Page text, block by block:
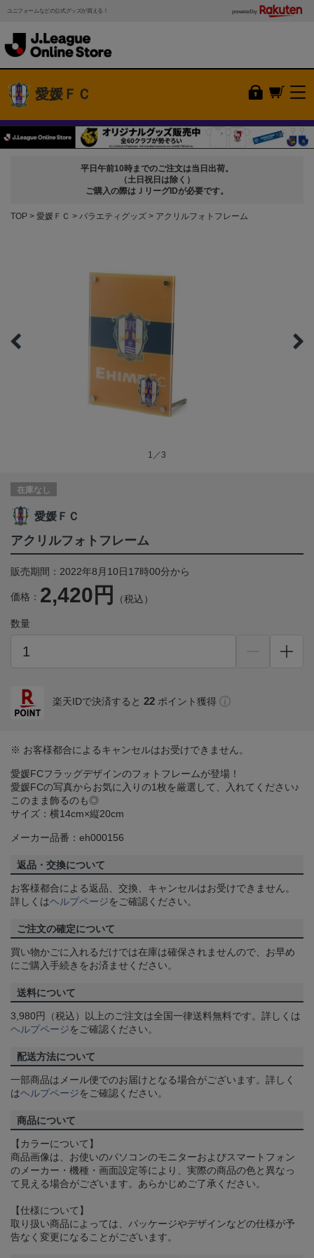
ユニフォームなどの公式グッズが買える！ powered by
愛媛ＦＣ
平日午前10時までのご注文は当日出荷。
（土日祝日は除く）
ご購入の際はＪリーグIDが必要です。
TOP 愛媛ＦＣ バラエティグッズ アクリルフォトフレーム
1／3
在庫なし
愛媛ＦＣ
アクリルフォトフレーム
販売期間：2022年8月10日17時00分から
価格： 2,420円 （税込）
数量
楽天IDで決済すると 22 ポイント獲得
※ お客様都合によるキャンセルはお受けできません。
愛媛FCフラッグデザインのフォトフレームが登場！
愛媛FCの写真からお気に入りの1枚を厳選して、入れてください♪
このまま飾るのも◎
サイズ：横14cm×縦20cm
メーカー品番：eh000156
返品・交換について
お客様都合による返品、交換、キャンセルはお受けできません。
詳しくはヘルプページをご確認ください。
ご注文の確定について
買い物かごに入れるだけでは在庫は確保されませんので、お早め
にご購入手続きをお済ませください。
送料について
3,980円（税込）以上のご注文は全国一律送料無料です。詳しくは
ヘルプページをご確認ください。
配送方法について
一部商品はメール便でのお届けとなる場合がございます。詳しく
はヘルプページをご確認ください。
商品について
【カラーについて】
商品画像は、お使いのパソコンのモニターおよびスマートフォン
のメーカー・機種・画面設定等により、実際の商品の色と異なっ
て見える場合がございます。あらかじめご了承ください。
【仕様について】
取り扱い商品によっては、パッケージやデザインなどの仕様が予
告なく変更になることがございます。